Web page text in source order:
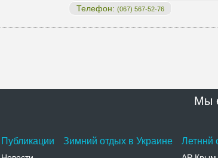
Телефон: (067) 567-52-76
Мы
Публикации Зимний отдых в Украине Летннй